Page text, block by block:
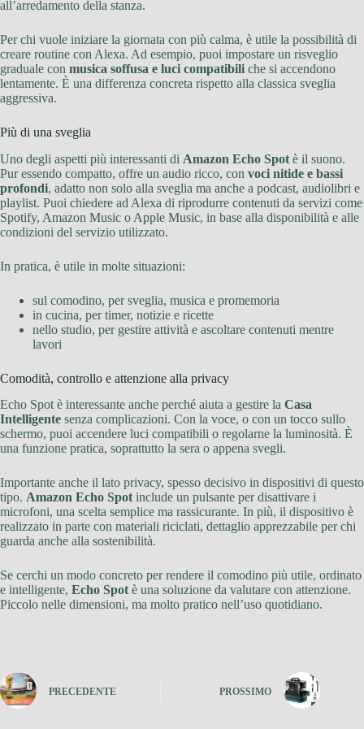
all’arredamento della stanza.
Per chi vuole iniziare la giornata con più calma, è utile la possibilità di
creare routine con Alexa. Ad esempio, puoi impostare un risveglio
graduale con musica soffusa e luci compatibili che si accendono
lentamente. È una differenza concreta rispetto alla classica sveglia
aggressiva.
Più di una sveglia
Uno degli aspetti più interessanti di Amazon Echo Spot è il suono.
Pur essendo compatto, offre un audio ricco, con voci nitide e bassi
profondi, adatto non solo alla sveglia ma anche a podcast, audiolibri e
playlist. Puoi chiedere ad Alexa di riprodurre contenuti da servizi come
Spotify, Amazon Music o Apple Music, in base alla disponibilità e alle
condizioni del servizio utilizzato.
In pratica, è utile in molte situazioni:
sul comodino, per sveglia, musica e promemoria
in cucina, per timer, notizie e ricette
nello studio, per gestire attività e ascoltare contenuti mentre
lavori
Comodità, controllo e attenzione alla privacy
Echo Spot è interessante anche perché aiuta a gestire la Casa
Intelligente senza complicazioni. Con la voce, o con un tocco sullo
schermo, puoi accendere luci compatibili o regolarne la luminosità. È
una funzione pratica, soprattutto la sera o appena svegli.
Importante anche il lato privacy, spesso decisivo in dispositivi di questo
tipo. Amazon Echo Spotinclude un pulsante per disattivare i
microfoni, una scelta semplice ma rassicurante. In più, il dispositivo è
realizzato in parte con materiali riciclati, dettaglio apprezzabile per chi
guarda anche alla sostenibilità.
Se cerchi un modo concreto per rendere il comodino più utile, ordinato
e intelligente, Echo Spotè una soluzione da valutare con attenzione.
Piccolo nelle dimensioni, ma molto pratico nell’uso quotidiano.
PRECEDENTE PROSSIMO